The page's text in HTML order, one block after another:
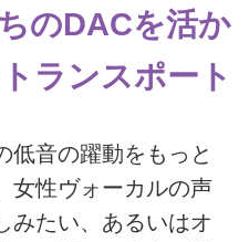
のDACを活か
ランスポート
音の躍動をもっと
女性ヴォーカルの声
みたい、あるいはオ